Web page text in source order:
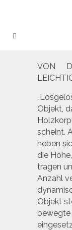
VON
Objekt,
scheint.
heben
die
tragen
Anzahl
Objekt
bewegte